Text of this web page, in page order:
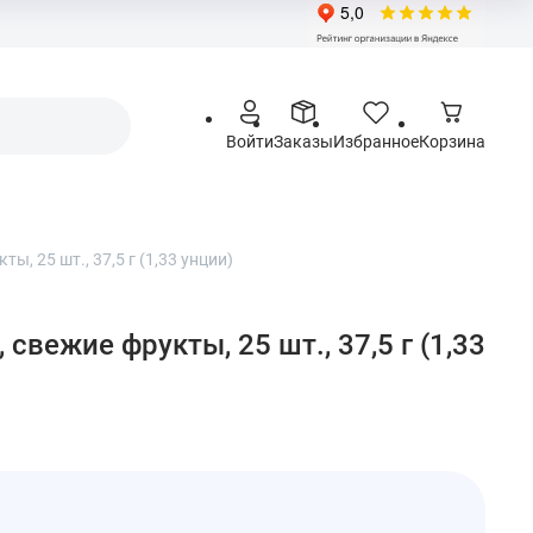
ВойтиЗаказыИзбранноеКорзина
25 шт., 37,5 г (1,33 унции)
фрукты, 25 шт., 37,5 г (1,33